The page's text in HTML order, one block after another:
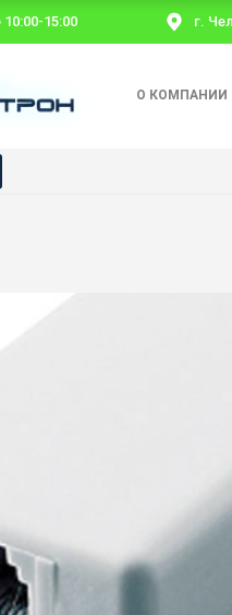
15:00 г.
О КОМПАНИИ